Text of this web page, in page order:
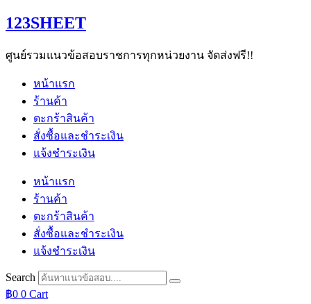
Skip
to
123SHEET
ศูนย์รวมแนวข้อสอบราชการทุกหน่วยงาน จัดส่งฟรี!!
หน้าแรก
ร้านค้า
ตะกร้าสินค้า
สั่งซื้อและชำระเงิน
แจ้งชำระเงิน
หน้าแรก
ร้านค้า
ตะกร้าสินค้า
สั่งซื้อและชำระเงิน
แจ้งชำระเงิน
Search
฿0 0 Cart